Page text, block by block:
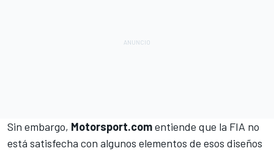
Sin embargo, Motorsport.comentiende que la FIA no
está satisfecha con algunos elementos de esos diseños